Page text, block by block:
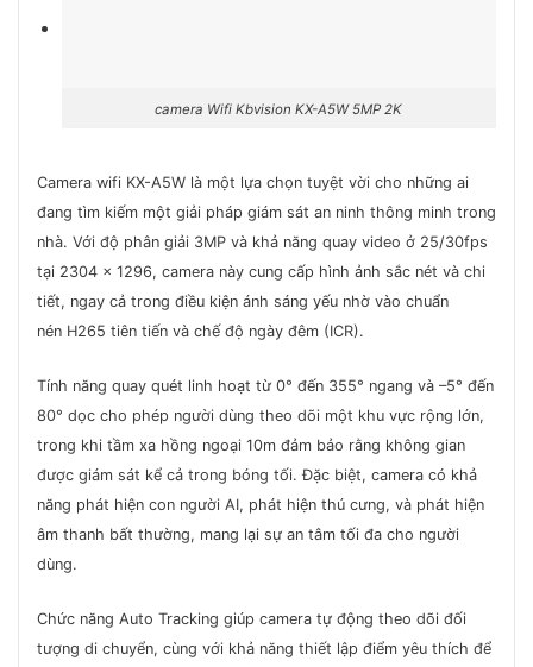
camera Wifi Kbvision KX-A5W 5MP 2K
Camera wifi KX-A5W là một lựa chọn tuyệt vời cho những ai
đang tìm kiếm một giải pháp giám sát an ninh thông minh trong
nhà. Với độ phân giải 3MP và khả năng quay video ở 25/30fps
tại 2304 x 1296, camera này cung cấp hình ảnh sắc nét và chi
tiết, ngay cả trong điều kiện ánh sáng yếu nhờ vào chuẩn
nén H265 tiên tiến và chế độ ngày đêm (ICR).
Tính năng quay quét linh hoạt từ 0° đến 355° ngang và –5° đến
80° dọc cho phép người dùng theo dõi một khu vực rộng lớn,
trong khi tầm xa hồng ngoại 10m đảm bảo rằng không gian
được giám sát kể cả trong bóng tối. Đặc biệt, camera có khả
năng phát hiện con người AI, phát hiện thú cưng, và phát hiện
âm thanh bất thường, mang lại sự an tâm tối đa cho người
dùng.
Chức năng Auto Tracking giúp camera tự động theo dõi đối
tượng di chuyển, cùng với khả năng thiết lập điểm yêu thích để